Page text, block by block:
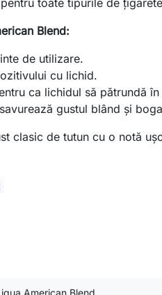
toate tipurile de
Blend:
de utilizare.
cu lichid.
ca lichidul să pătrundă
gustul blând și
clasic de tutun cu o notă